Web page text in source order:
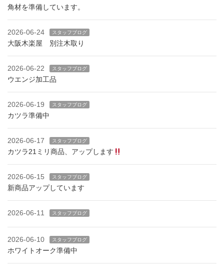
角材を準備しています。
2026-06-24 スタッフブログ
大阪木楽屋 別注木取り
2026-06-22 スタッフブログ
ウエンジ加工品
2026-06-19 スタッフブログ
カツラ準備中
2026-06-17 スタッフブログ
カツラ21ミリ商品、アップします
2026-06-15 スタッフブログ
新商品アップしています
2026-06-11 スタッフブログ
2026-06-10 スタッフブログ
ホワイトオーク準備中